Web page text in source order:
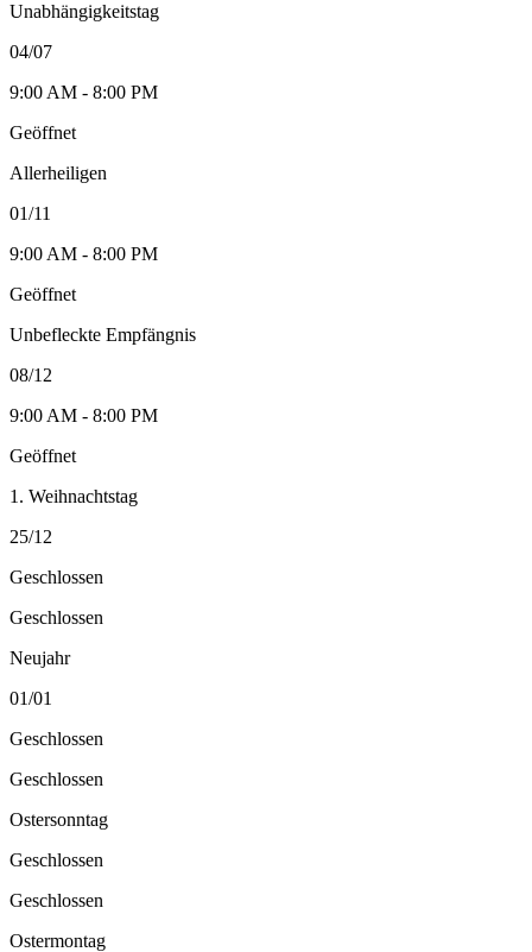
Unabhängigkeitstag
04/07
9:00 AM - 8:00 PM
Geöffnet
Allerheiligen
01/11
9:00 AM - 8:00 PM
Geöffnet
Unbefleckte Empfängnis
08/12
9:00 AM - 8:00 PM
Geöffnet
1. Weihnachtstag
25/12
Geschlossen
Geschlossen
Neujahr
01/01
Geschlossen
Geschlossen
Ostersonntag
Geschlossen
Geschlossen
Ostermontag